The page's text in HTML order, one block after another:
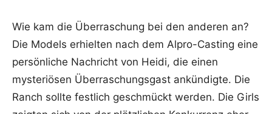
Wie kam die Überraschung bei den anderen an?
Die Models erhielten nach dem Alpro-Casting eine
persönliche Nachricht von Heidi, die einen
mysteriösen Überraschungsgast ankündigte. Die
Ranch sollte festlich geschmückt werden. Die Girls